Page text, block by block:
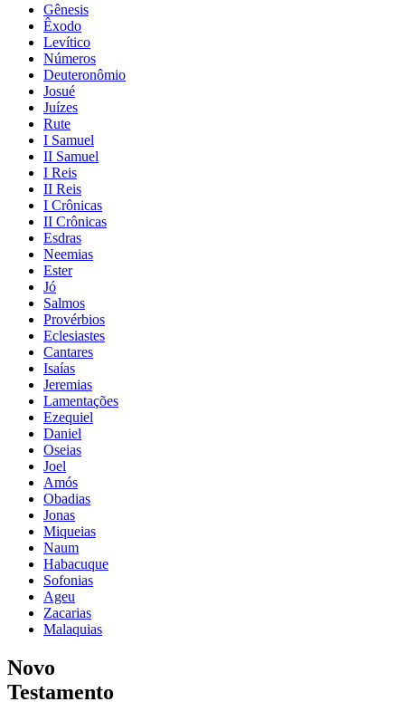
Gênesis
Êxodo
Levítico
Números
Deuteronômio
Josué
Juízes
Rute
I Samuel
II Samuel
I Reis
II Reis
I Crônicas
II Crônicas
Esdras
Neemias
Ester
Jó
Salmos
Provérbios
Eclesiastes
Cantares
Isaías
Jeremias
Lamentações
Ezequiel
Daniel
Oseias
Joel
Amós
Obadias
Jonas
Miqueias
Naum
Habacuque
Sofonias
Ageu
Zacarias
Malaquias
Novo
Testamento